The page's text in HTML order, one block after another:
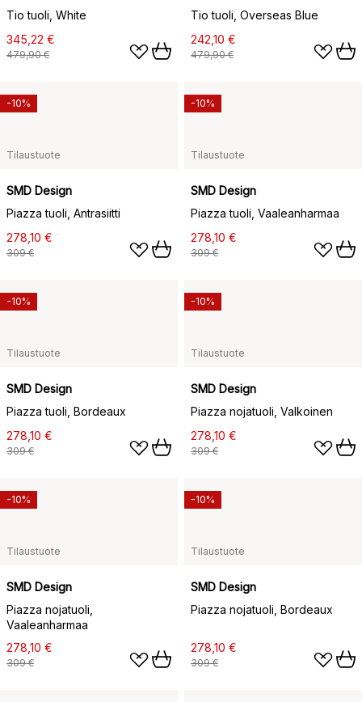
Tio tuoli, White
345,22 €
479,90 €
Tio tuoli, Overseas Blue
242,10 €
479,90 €
Tilaustuote
SMD Design
Piazza tuoli, Antrasiitti
278,10 €
309 €
-10%
Tilaustuote
SMD Design
Piazza tuoli, Vaaleanharmaa
278,10 €
309 €
-10%
Tilaustuote
SMD Design
Piazza tuoli, Bordeaux
278,10 €
309 €
-10%
Tilaustuote
SMD Design
Piazza nojatuoli, Valkoinen
278,10 €
309 €
-10%
Tilaustuote
SMD Design
Piazza nojatuoli,
Vaaleanharmaa
278,10 €
309 €
-10%
Tilaustuote
SMD Design
Piazza nojatuoli, Bordeaux
278,10 €
309 €
-10%